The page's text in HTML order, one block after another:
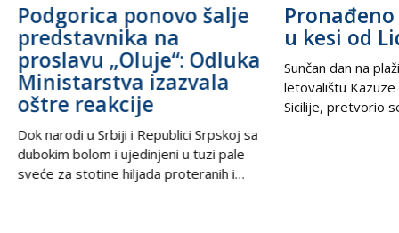
Podgorica ponovo šalje
predstavnika na
proslavu „Oluje“: Odluka
Ministarstva izazvala
oštre reakcije
Dok narodi u Srbiji i Republici Srpskoj sa
dubokim bolom i ujedinjeni u tuzi pale
sveće za stotine hiljada proteranih i
Pronađeno
u kesi od
Sunčan dan na
letovalištu Kazuze
Sicilije, pretvorio